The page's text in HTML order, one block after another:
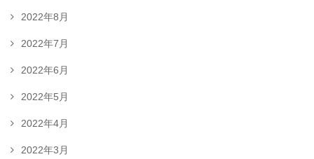
2022年8月
2022年7月
2022年6月
2022年5月
2022年4月
2022年3月